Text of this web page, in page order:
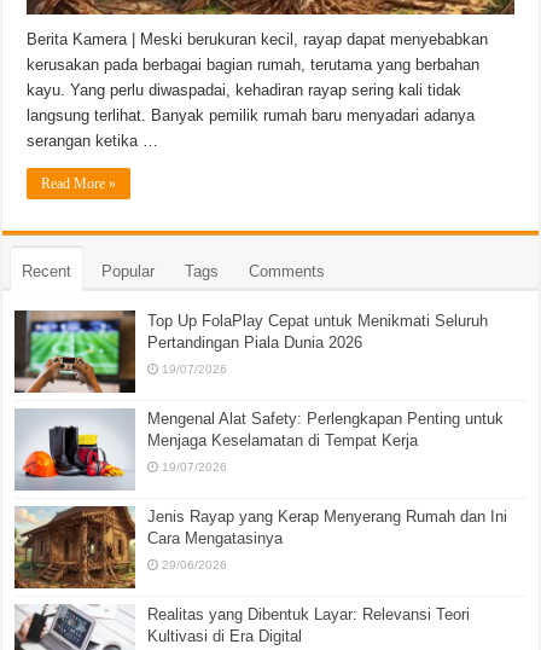
Berita Kamera | Meski berukuran kecil, rayap dapat menyebabkan
kerusakan pada berbagai bagian rumah, terutama yang berbahan
kayu. Yang perlu diwaspadai, kehadiran rayap sering kali tidak
langsung terlihat. Banyak pemilik rumah baru menyadari adanya
serangan ketika …
Read More »
Recent Popular Tags Comments
Top Up FolaPlay Cepat untuk Menikmati Seluruh
Pertandingan Piala Dunia 2026
19/07/2026
Mengenal Alat Safety: Perlengkapan Penting untuk
Menjaga Keselamatan di Tempat Kerja
19/07/2026
Jenis Rayap yang Kerap Menyerang Rumah dan Ini
Cara Mengatasinya
29/06/2026
Realitas yang Dibentuk Layar: Relevansi Teori
Kultivasi di Era Digital